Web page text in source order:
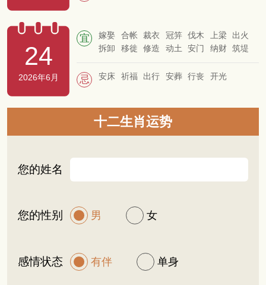
24
2026年6月
宜 嫁娶 合帐 裁衣 冠笄 伐木 上梁
出火
拆卸
移徙 修造 动土 安门 纳财 筑堤
忌 安床 祈福 出行 安葬 行丧 开光
十二生肖运势
您的姓名
您的性别 男 女
感情状态 有伴 单身